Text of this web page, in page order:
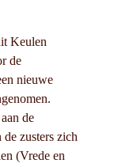
Keulen
de
nieuwe
de
zusters zich
(Vrede en